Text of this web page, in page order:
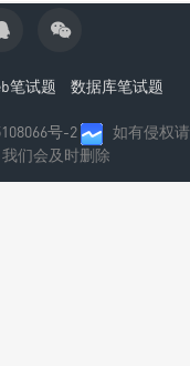
笔试题 数据库笔试题
号-2
如有侵权请
们会及时删除